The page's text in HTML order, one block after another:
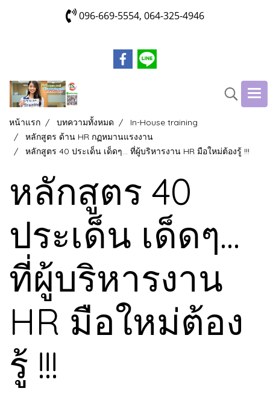
096-669-5554, 064-325-4946
หน้าแรก บทความทั้งหมด
In-House training
หลักสูตร ด้าน HR กฏหมานแรงงาน
หลักสูตร 40 ประเด็น เด็ดๆ... ที่ผู้บริหารงาน HR มือใหม่ต้องรู้ !!!
หลักสูตร 40
ประเด็น เด็ดๆ...
ที่ผู้บริหารงาน
HR มือใหม่ต้อง
รู้ !!!